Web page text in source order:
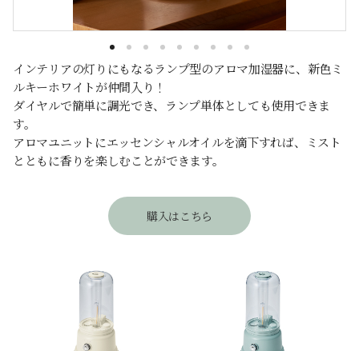
インテリアの灯りにもなるランプ型のアロマ加湿器に、新色ミ
ルキーホワイトが仲間入り！
ダイヤルで簡単に調光でき、ランプ単体としても使用できま
す。
アロマユニットにエッセンシャルオイルを滴下すれば、ミスト
とともに香りを楽しむことができます。
購入はこちら